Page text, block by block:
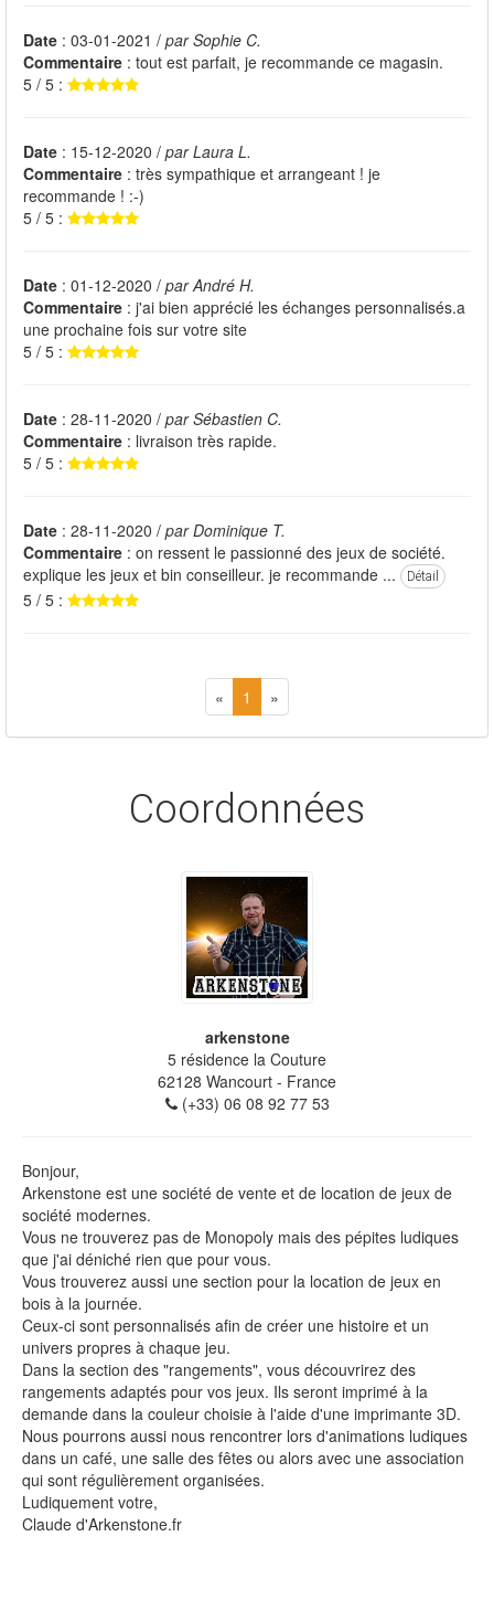
Date : 03-01-2021 / par Sophie C.
Commentaire : tout est parfait, je recommande ce magasin.
5 / 5 :
Date : 15-12-2020 / par Laura L.
Commentaire : très sympathique et arrangeant ! je
recommande ! :-)
5 / 5 :
Date : 01-12-2020 / par André H.
Commentaire : j'ai bien apprécié les échanges personnalisés.a
une prochaine fois sur votre site
5 / 5 :
Date : 28-11-2020 / par Sébastien C.
Commentaire : livraison très rapide.
5 / 5 :
Date : 28-11-2020 / par Dominique T.
Commentaire : on ressent le passionné des jeux de société.
explique les jeux et bin conseilleur. je recommande ...
Détail
5 / 5 :
« 1 »
Coordonnées
arkenstone
5 résidence la Couture
62128 Wancourt - France
(+33) 06 08 92 77 53
Bonjour,
Arkenstone est une société de vente et de location de jeux de
société modernes.
Vous ne trouverez pas de Monopoly mais des pépites ludiques
que j'ai déniché rien que pour vous.
Vous trouverez aussi une section pour la location de jeux en
bois à la journée.
Ceux-ci sont personnalisés afin de créer une histoire et un
univers propres à chaque jeu.
Dans la section des "rangements", vous découvrirez des
rangements adaptés pour vos jeux. Ils seront imprimé à la
demande dans la couleur choisie à l'aide d'une imprimante 3D.
Nous pourrons aussi nous rencontrer lors d'animations ludiques
dans un café, une salle des fêtes ou alors avec une association
qui sont régulièrement organisées.
Ludiquement votre,
Claude d'Arkenstone.fr